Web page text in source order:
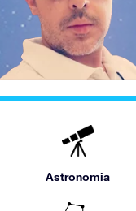
Astronomia